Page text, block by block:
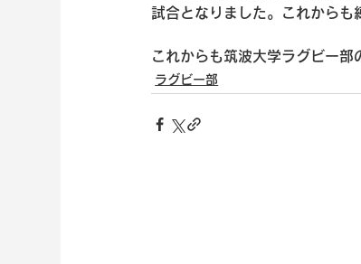
試合となりました。これからも
これからも筑波大学ラグビー部
ラグビー部